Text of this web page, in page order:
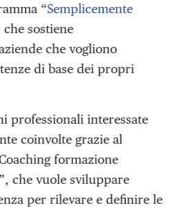
“Semplicemente
che sostiene
che vogliono
di base dei propri
professionali interessate
coinvolte grazie al
formazione
che vuole sviluppare
per rilevare e definire le